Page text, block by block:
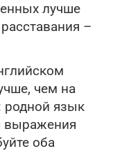
лучше
–
чем на
родной язык
выражения
оба